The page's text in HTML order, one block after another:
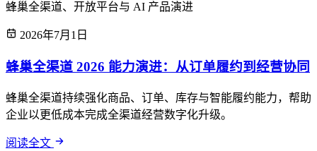
蜂巢全渠道、开放平台与 AI 产品演进
2026年7月1日
蜂巢全渠道 2026 能力演进：从订单履约到经营协同
蜂巢全渠道持续强化商品、订单、库存与智能履约能力，帮助
企业以更低成本完成全渠道经营数字化升级。
阅读全文